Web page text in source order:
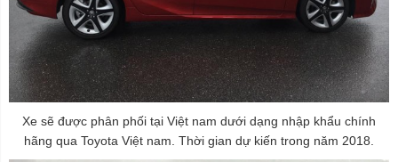
Xe sẽ được phân phối tại Việt nam dưới dạng nhập khẩu chính
hãng qua Toyota Việt nam. Thời gian dự kiến trong năm 2018.